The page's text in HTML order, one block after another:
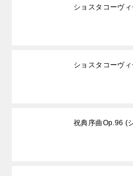
ショスタコーヴ
ショスタコーヴ
祝典序曲Op.96 (